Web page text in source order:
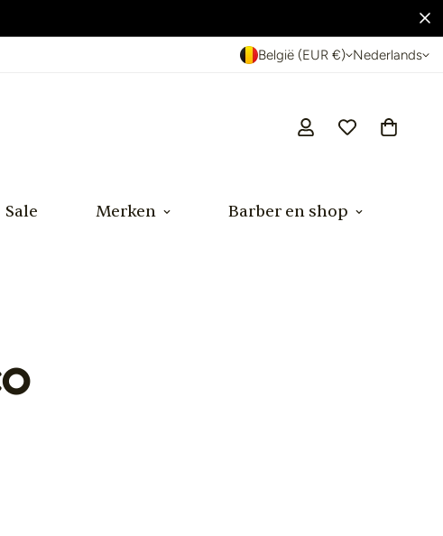
België (EUR €) Nederlands
Sale Merken Barber en shop